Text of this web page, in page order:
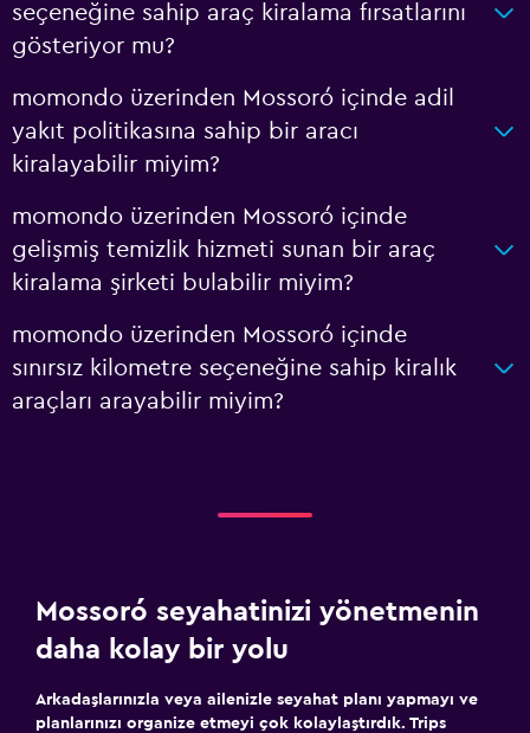
seçeneğine sahip araç kiralama fırsatlarını
gösteriyor mu?
momondo üzerinden Mossoró içinde adil
yakıt politikasına sahip bir aracı
kiralayabilir miyim?
momondo üzerinden Mossoró içinde
gelişmiş temizlik hizmeti sunan bir araç
kiralama şirketi bulabilir miyim?
momondo üzerinden Mossoró içinde
sınırsız kilometre seçeneğine sahip kiralık
araçları arayabilir miyim?
Mossoró seyahatinizi yönetmenin
daha kolay bir yolu
Arkadaşlarınızla veya ailenizle seyahat planı yapmayı ve
planlarınızı organize etmeyi çok kolaylaştırdık. Trips